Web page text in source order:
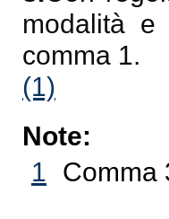
modalità
comma 1.
(1)
Note:
1 Comma